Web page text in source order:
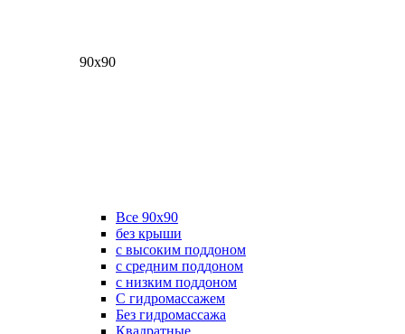
90х90
Все 90х90
без крыши
с высоким поддоном
с средним поддоном
с низким поддоном
С гидромассажем
Без гидромассажа
Квадратные